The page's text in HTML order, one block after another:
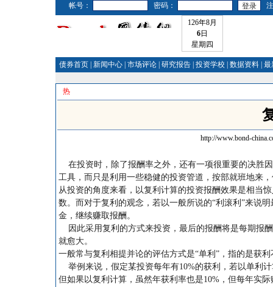
帐号： 密码：
126年8月
6日
星期四
债券首页 新闻中心 市场评论 研究报告 投资学校 数据资料 最
热
http://www.bond-
在投资时，除了报酬率之外，还有一项很重要的决胜
工具，而只是利用一些稳健的投资管道，按部就班地来
从投资的角度来看，以复利计算的投资报酬效果是相当
数。而对于复利的观念，若以一般所说的“利滚利”来说
金，继续赚取报酬。
因此采用复利的方式来投资，最后的报酬将是每期报
就愈大。
一般常与复利相提并论的评估方式是“单利”，指的是获
举例来说，假定某投资每年有10%的获利，若以单利
但如果以复利计算，虽然年获利率也是10%，但每年实